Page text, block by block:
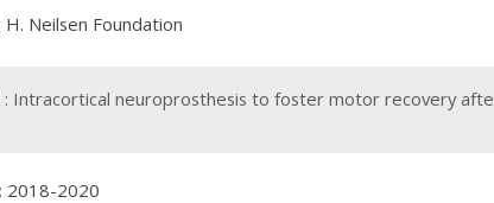
Neilsen Foundation
Intracortical neuroprosthesis to foster motor recovery
2018-2020